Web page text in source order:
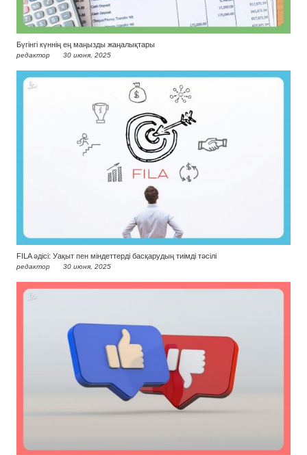
Бүгінгі күннің ең маңызды жаңалықтары
редактор 30 июня, 2025
FILA әдісі: Уақыт пен міндеттерді басқарудың тиімді тәсілі
редактор 30 июня, 2025